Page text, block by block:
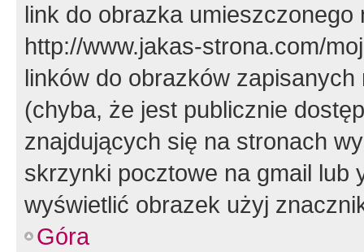
link do obrazka
http://www.jakas-strona.com/
linków do obrazków
(chyba, że jest publicznie
znajdujących się na stronach
skrzynki pocztowe na gmail lub
wyświetlić obrazek użyj
Góra